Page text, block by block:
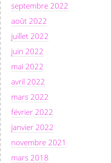
septembre 2022
août 2022
juillet 2022
juin 2022
mai 2022
avril 2022
mars 2022
février 2022
janvier 2022
novembre 2021
mars 2018